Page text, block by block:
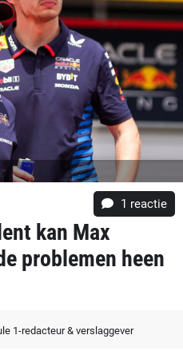
1 reactie
kan Max
problemen heen
1-redacteur & verslaggever